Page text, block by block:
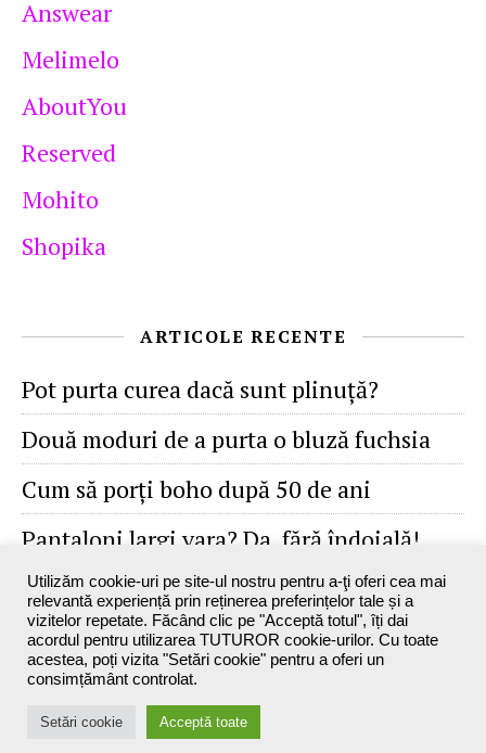
Answear
Melimelo
AboutYou
Reserved
Mohito
Shopika
ARTICOLE RECENTE
Pot purta curea dacă sunt plinuţă?
Două moduri de a purta o bluză fuchsia
Cum să porţi boho după 50 de ani
Pantaloni largi vara? Da, fără îndoială!
Maxine`s Blog - 2026 ©
Utilizăm cookie-uri pe site-ul nostru pentru a-ţi oferi cea mai
relevantă experiență prin reținerea preferințelor tale și a
vizitelor repetate. Făcând clic pe "Acceptă totul", îți dai
acordul pentru utilizarea TUTUROR cookie-urilor. Cu toate
acestea, poți vizita "Setări cookie" pentru a oferi un
consimțământ controlat.
Setări cookie Acceptă toate